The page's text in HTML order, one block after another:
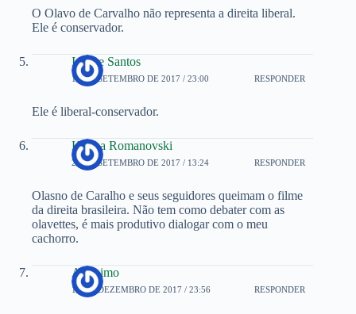
O Olavo de Carvalho não representa a direita liberal.
Ele é conservador.
Isaque Santos
18 DE SETEMBRO DE 2017 / 23:00 RESPONDER
Ele é liberal-conservador.
Karina Romanovski
20 DE SETEMBRO DE 2017 / 13:24 RESPONDER
Olasno de Caralho e seus seguidores queimam o filme
da direita brasileira. Não tem como debater com as
olavettes, é mais produtivo dialogar com o meu
cachorro.
Anônimo
14 DE DEZEMBRO DE 2017 / 23:56 RESPONDER